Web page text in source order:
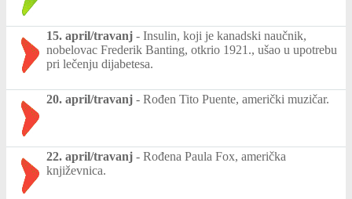
15. april/travanj - Insulin, koji je kanadski naučnik,
nobelovac Frederik Banting, otkrio 1921., ušao u upotrebu
pri lečenju dijabetesa.
20. april/travanj - Rođen Tito Puente, američki muzičar.
22. april/travanj - Rođena Paula Fox, američka
književnica.